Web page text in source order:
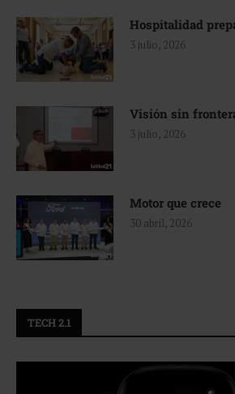
Hospitalidad
3 julio, 2026
Visión sin
3 julio, 2026
Motor que crece
30 abril, 2026
TECH 2.1